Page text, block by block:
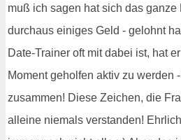
muß ich sagen hat sich das ganze
durchaus einiges Geld - gelohnt
Date-Trainer oft mit dabei ist, hat
Moment geholfen aktiv zu werden
zusammen! Diese Zeichen, die
alleine niemals verstanden!